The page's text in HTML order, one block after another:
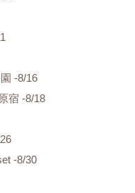
-8/16
宿 -8/18
-8/30